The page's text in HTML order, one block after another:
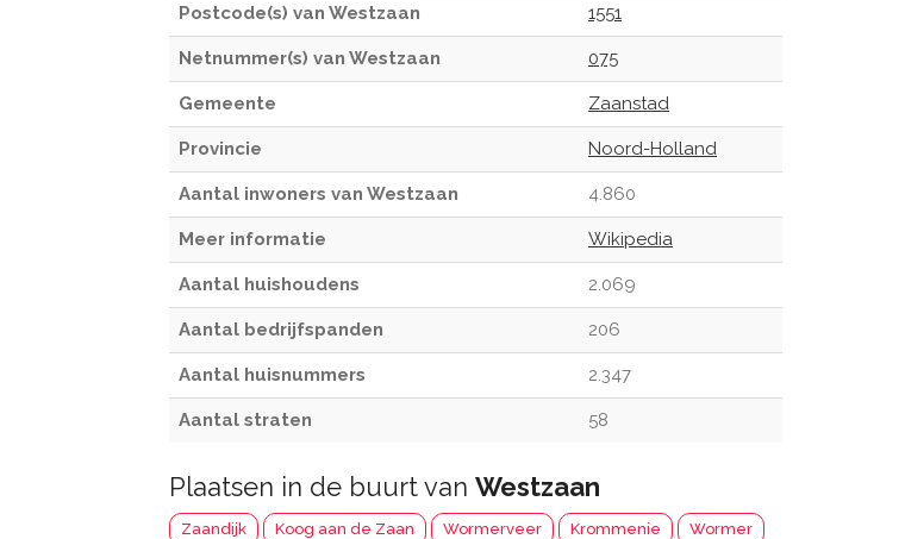
Postcode(s) van Westzaan 1551
Netnummer(s) van Westzaan 075
Gemeente Zaanstad
Provincie Noord-Holland
Aantal inwoners van Westzaan 4.860
Meer informatie Wikipedia
Aantal huishoudens 2.069
Aantal bedrijfspanden 206
Aantal huisnummers 2.347
Aantal straten 58
Plaatsen in de buurt van Westzaan
Zaandijk Koog aan de Zaan Wormerveer Krommenie Wormer